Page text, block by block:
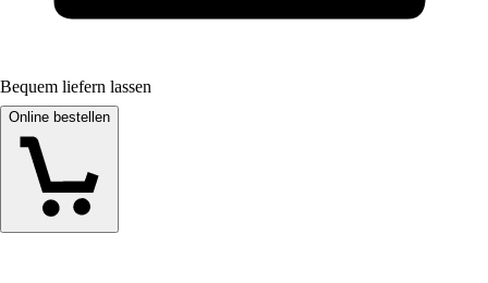
Bequem liefern lassen
Online bestellen